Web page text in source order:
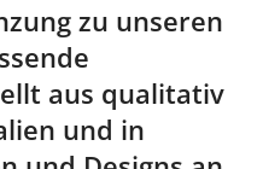
zu unseren
aus qualitativ
und in